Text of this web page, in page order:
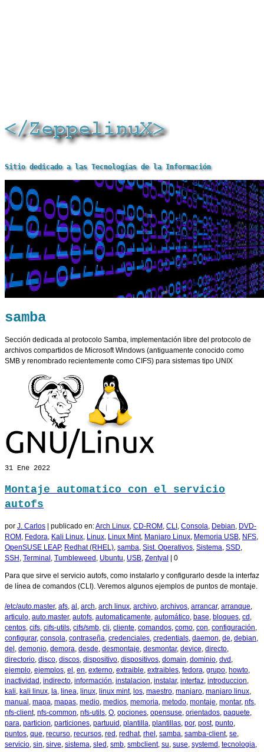
Sitio dedicado a las Tecnologías de la Información
samba
Sección dedicada al protocolo Samba, implementación libre del protocolo de
archivos compartidos de Microsoft Windows (antiguamente conocido como
SMB y renombrado recientemente como CIFS) para sistemas tipo UNIX
31 Ene 2022
Montaje automatico con el servicio
autofs
por J. Carlos publicado en:Arch Linux, CD-ROM , CLI , Consola, Debian, DVD-
ROM , Fedora, Kali Linux, Linux, Linux Mint, Manjaro Linux, Memoria USB, NFS,
OpenSUSE LEAP, Redhat (RHEL), samba, Sist. Operativos, Sistema, SSD,
SSH , Terminal , Tumbleweed , Ubuntu, USB, Zentyal 0
Para que sirve el servicio autofs, como instalarlo y configurarlo desde la interfaz
de línea de comandos (CLI). Veremos algunos ejemplos de puntos de montaje.
/etc/auto.master, afs, al , arch, arch linux, archivo, archivos, arrancar, arranque,
articulo, auto.master, autofs, automaticamente, automático, base, bloques, cd ,
centos, cifs, cifs-utils, cifs/smb, cli, cliente, comandos, como, con, configuración,
configurar, consola, contraseña, credenciales, credentials, daemon, de, debian,
del , demonio, demora, desde, desmontaje, desmontar, device, directo,
directorio, disco, discos, dispositivo, dispositivos, domain, dominio, dvd ,
ejemplo, ejemplos, el , en, externo, extraible, extraibles, fedora, grupo, howto,
inactividad , indirecto, información, instalacion, instalar, interfaz, introduccion,
kali, kali linux, la, linea, linux, linux mint, los, maestro, manjaro, manjaro linux,
manual , mapa, mapas, medio, medios, memoria, metodo, montaje, montar, nfs,
nfs-client, nfs-common, nfs-utils, O, opciones, opensuse, orientados, paquete,
para, particion, particiones, partuuid , plantilla, plantillas, por, post, punto,
puntos, que, recurso, recursos, red , redhat, rhel , samba, samba-client, se,
servicio, sin, sirve, sistema, sled , smb, smbclient, su, suse, systemd , tecnologia,